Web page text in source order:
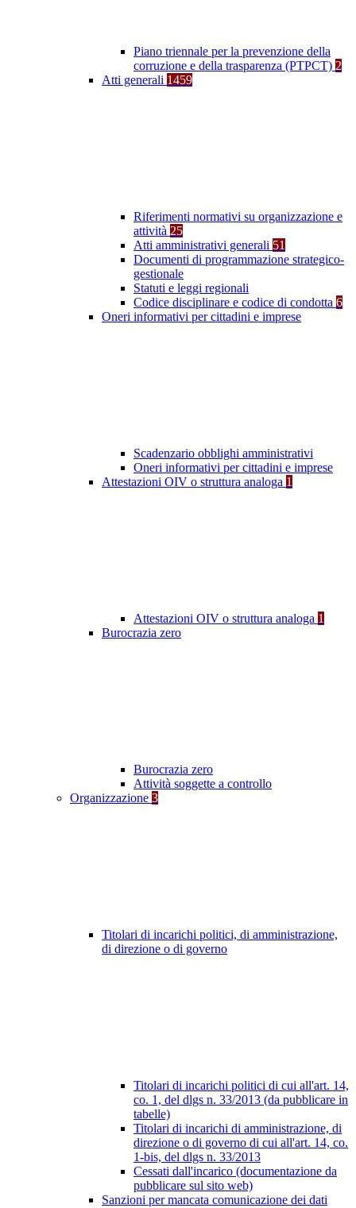
Piano triennale per la prevenzione della
corruzione e della trasparenza (PTPCT) 2
Atti generali 1459
Riferimenti normativi su organizzazione e
attività 25
Atti amministrativi generali 51
Documenti di programmazione strategico-
gestionale
Statuti e leggi regionali
Codice disciplinare e codice di condotta 6
Oneri informativi per cittadini e imprese
Scadenzario obblighi amministrativi
Oneri informativi per cittadini e imprese
Attestazioni OIV o struttura analoga 1
Attestazioni OIV o struttura analoga 1
Burocrazia zero
Burocrazia zero
Attività soggette a controllo
Organizzazione 3
Titolari di incarichi politici, di amministrazione,
di direzione o di governo
Titolari di incarichi politici di cui all'art. 14,
co. 1, del dlgs n. 33/2013 (da pubblicare in
tabelle)
Titolari di incarichi di amministrazione, di
direzione o di governo di cui all'art. 14, co.
1-bis, del dlgs n. 33/2013
Cessati dall'incarico (documentazione da
pubblicare sul sito web)
Sanzioni per mancata comunicazione dei dati